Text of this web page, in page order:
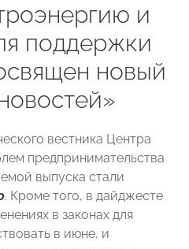
и
поддержки
новый
вестника Центра
предпринимательства
выпуска стали
. Кроме того, в дайджесте
в законах для
в июне, и